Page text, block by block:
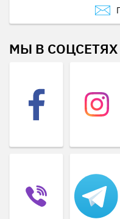
МЫ В СОЦСЕТЯХ